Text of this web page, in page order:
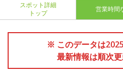
スポット詳細
トップ
営業時間
※ このデータは
最新情報は順次更